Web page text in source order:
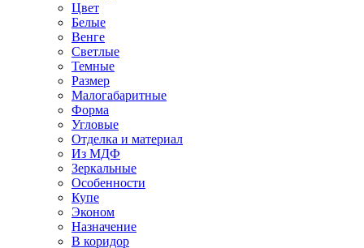
Цвет
Белые
Венге
Светлые
Темные
Размер
Малогабаритные
Форма
Угловые
Отделка и материал
Из МДФ
Зеркальные
Особенности
Купе
Эконом
Назначение
В коридор